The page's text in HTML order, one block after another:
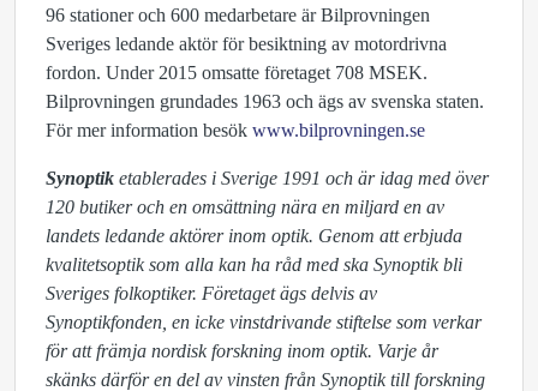
96 stationer och 600 medarbetare är Bilprovningen
Sveriges ledande aktör för besiktning av motordrivna
fordon. Under 2015 omsatte företaget 708 MSEK.
Bilprovningen grundades 1963 och ägs av svenska staten.
För mer information besök www.bilprovningen.se
Synoptik etablerades i Sverige 1991 och är idag med över
120 butiker och en omsättning nära en miljard en av
landets ledande aktörer inom optik. Genom att erbjuda
kvalitetsoptik som alla kan ha råd med ska Synoptik bli
Sveriges folkoptiker. Företaget ägs delvis av
Synoptikfonden, en icke vinstdrivande stiftelse som verkar
för att främja nordisk forskning inom optik. Varje år
skänks därför en del av vinsten från Synoptik till forskning